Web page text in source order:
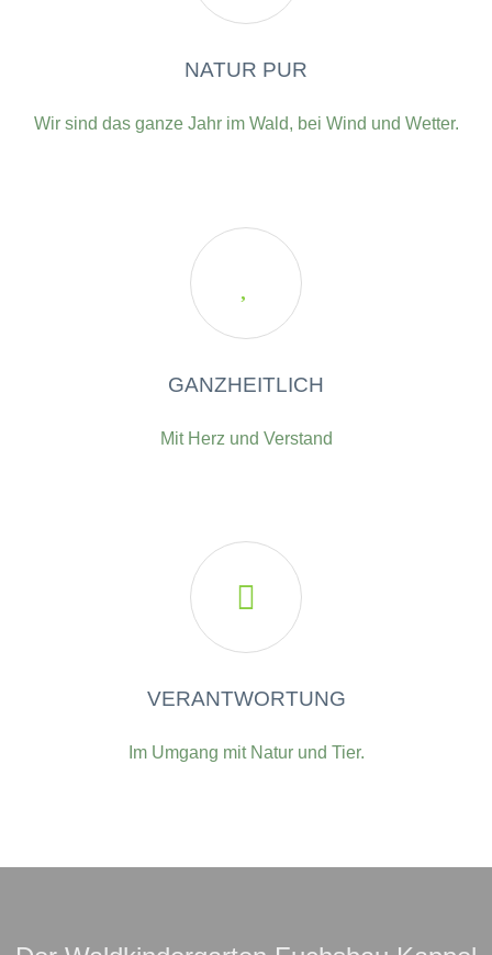
NATUR PUR
Wir sind das ganze Jahr im Wald, bei Wind und Wetter.
GANZHEITLICH
Mit Herz und Verstand

VERANTWORTUNG
Im Umgang mit Natur und Tier.